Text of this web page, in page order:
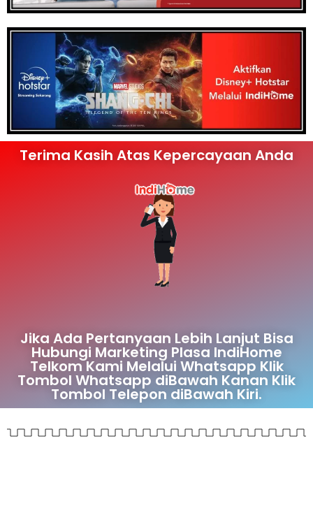
Terima Kasih Atas Kepercayaan Anda
Jika Ada Pertanyaan Lebih Lanjut Bisa
Hubungi Marketing Plasa IndiHome
Telkom Kami Melalui Whatsapp Klik
Tombol Whatsapp diBawah Kanan Klik
Tombol Telepon diBawah Kiri.